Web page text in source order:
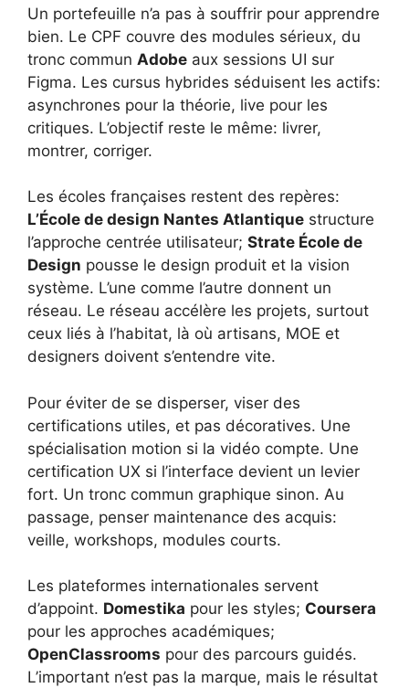
Un portefeuille n’a pas à souffrir pour apprendre
bien. Le CPF couvre des modules sérieux, du
tronc commun Adobe aux sessions UI sur
Figma. Les cursus hybrides séduisent les actifs:
asynchrones pour la théorie, live pour les
critiques. L’objectif reste le même: livrer,
montrer, corriger.
Les écoles françaises restent des repères:
L’École de design Nantes Atlantique structure
l’approche centrée utilisateur; Strate École de
Design pousse le design produit et la vision
système. L’une comme l’autre donnent un
réseau. Le réseau accélère les projets, surtout
ceux liés à l’habitat, là où artisans, MOE et
designers doivent s’entendre vite.
Pour éviter de se disperser, viser des
certifications utiles, et pas décoratives. Une
spécialisation motion si la vidéo compte. Une
certification UX si l’interface devient un levier
fort. Un tronc commun graphique sinon. Au
passage, penser maintenance des acquis:
veille, workshops, modules courts.
Les plateformes internationales servent
d’appoint. Domestika pour les styles; Coursera
pour les approches académiques;
OpenClassrooms pour des parcours guidés.
L’important n’est pas la marque, mais le résultat